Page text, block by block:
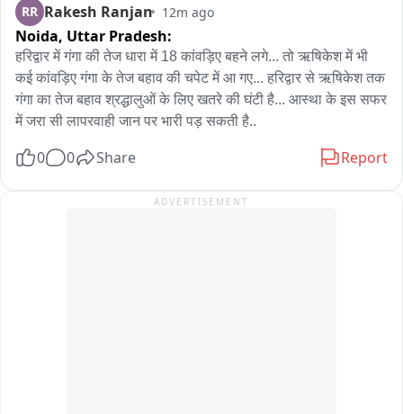
जप्त हुई है. पनागर पुलिस की इस कार्रवाई से जुआरियों में हड़कंप की स्थिति
है. पुलिस अधीक्षक विपिन बिहारी सिंह का कहना है कि वरिष्ठ अधिकारी के
मार्गदर्शन में यह कार्रवाई की गई है आगे भी इस तरह का अभियान जारी रहेगा
और जुआ फंड संचालक कृष्णा यादव और उसके साथियों की सगंता से
तलाशी की जा रही है और इन्हें भी गिरफ्तार किया जाएगा.
RR Rakesh Ranjan 12m ago
Noida, Uttar Pradesh:
हरिद्वार में गंगा की तेज धारा में 18 कांवड़िए बहने लगे... तो ऋषिकेश में भी
कई कांवड़िए गंगा के तेज बहाव की चपेट में आ गए... हरिद्वार से ऋषिकेश तक
गंगा का तेज बहाव श्रद्धालुओं के लिए खतरे की घंटी है... आस्था के इस सफर
में जरा सी लापरवाही जान पर भारी पड़ सकती है..
0 0 Share Report
ADVERTISEMENT